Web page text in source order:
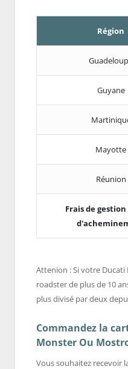
Région
Guyane
Mayotte
Réunion
Frais de
Attenion : Si votre
roadster de plus de 10
plus divisé par deux
Commandez la
Monster Ou
Vous souhaitez recevoir